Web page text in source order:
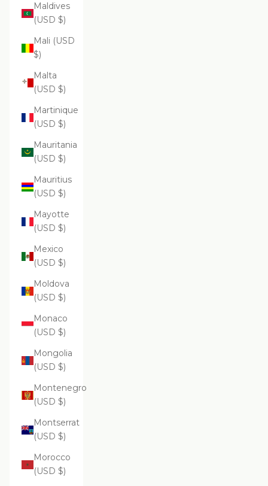
Maldives
(USD $)
Mali (USD
$)
Malta
(USD $)
Martinique
(USD $)
Mauritania
(USD $)
Mauritius
(USD $)
Mayotte
(USD $)
Mexico
(USD $)
Moldova
(USD $)
Monaco
(USD $)
Mongolia
(USD $)
Montenegro
(USD $)
Montserrat
(USD $)
Morocco
(USD $)